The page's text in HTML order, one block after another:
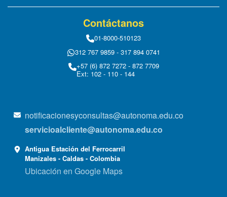
Contáctanos
01-8000-510123
312 767 9859 - 317 894 0741
+57 (6) 872 7272 - 872 7709
Ext: 102 - 110 - 144
notificacionesyconsultas@autonoma.edu.co
servicioalcliente@autonoma.edu.co
Antigua Estación del Ferrocarril
Manizales - Caldas - Colombia
Ubicación en Google Maps